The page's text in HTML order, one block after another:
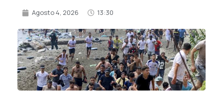
Agosto 4, 2026 13:30